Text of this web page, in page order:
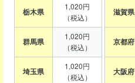
栃木県
1,020円
（税込）
群馬県
1,020円
（税込）
埼玉県
1,020円
（税込）
滋賀県
京都府
大阪府